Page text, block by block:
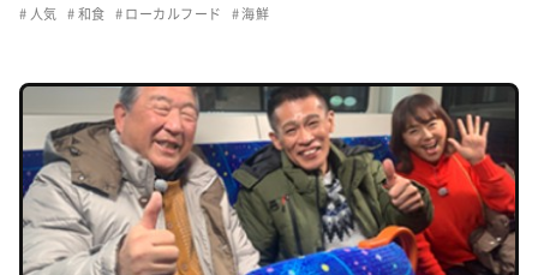
人気 和食 ローカルフード 海鮮